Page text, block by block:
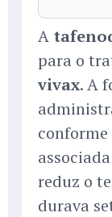
A
para o
vivax. A
conforme
reduz o
durava